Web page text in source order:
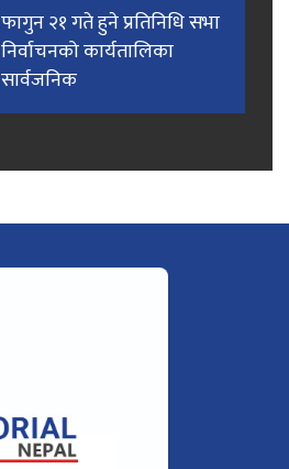
फागुन २१ गते हुने प्रतिनिधि सभा
निर्वाचनको कार्यतालिका
सार्वजनिक